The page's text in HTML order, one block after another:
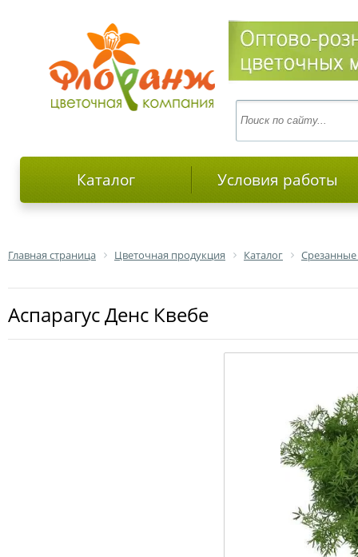
Каталог Условия работы
Главная страница Цветочная продукция Каталог
аспарагус Денс Квебе